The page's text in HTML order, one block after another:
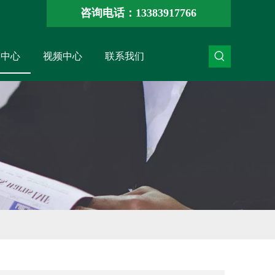
咨询电话：13383917766
心 视频中心 联系我们